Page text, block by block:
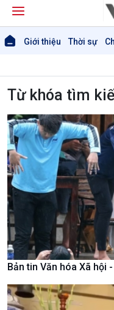
Giới thiệu Thời sự
Từ khóa tìm
Bản tin Văn hóa Xã hội